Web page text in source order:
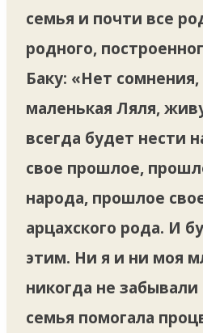
семья и почти все
родного,
Баку: «Нет сомнения,
маленькая Ляля,
всегда будет нести
свое прошлое,
народа, прошлое
арцахского рода. И
этим. Ни я и ни моя
никогда не
семья помогала